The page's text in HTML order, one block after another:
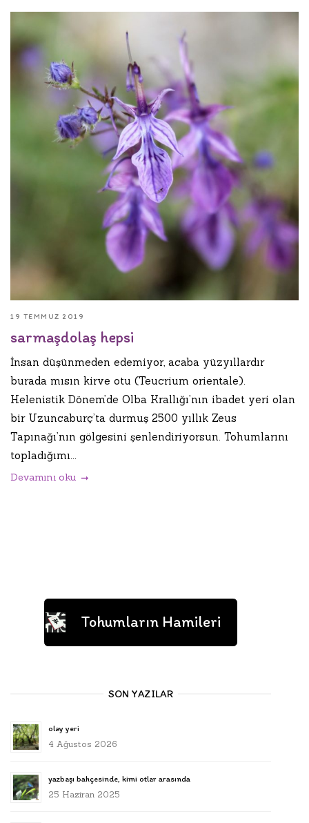
19 TEMMUZ 2019
sarmaşdolaş hepsi
İnsan düşünmeden edemiyor, acaba yüzyıllardır
burada mısın kirve otu (Teucrium orientale).
Helenistik Dönem’de Olba Krallığı’nın ibadet yeri olan
bir Uzuncaburç’ta durmuş 2500 yıllık Zeus
Tapınağı’nın gölgesini şenlendiriyorsun. Tohumlarını
topladığımı...
Devamını oku
Tohumların Hamileri
SON YAZILAR
olay yeri
4 Ağustos 2026
yazbaşı bahçesinde, kimi otlar arasında
25 Haziran 2025